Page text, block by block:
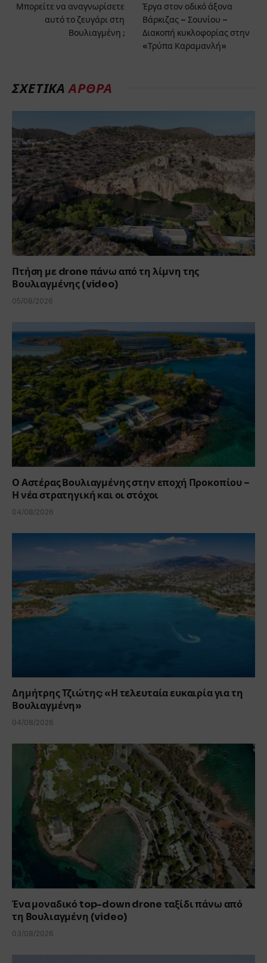
Μπορείτε να αναγνωρίσετε
αυτό το ζευγάρι στη
Βουλιαγμένη ;
Έργα στον οδικό άξονα
Βάρκιζας – Σουνίου –
Διακοπή κυκλοφορίας στην
«Τρύπα Καραμανλή»
ΣΧΕΤΙΚΑΑΡΘΡΑ
Πτήση με drone πάνω από τη λίμνη της
Βουλιαγμένης (video)
05/08/2026
Ο Αστέρας Βουλιαγμένης στην εποχή Προκοπίου –
Η νέα στρατηγική και οι στόχοι
04/08/2026
Δημήτρης Τζιώτης: «Η τελευταία ευκαιρία για τη
Βουλιαγμένη»
04/08/2026
Ένα μοναδικό top-down drone ταξίδι πάνω από
τη Βουλιαγμένη (video)
03/08/2026